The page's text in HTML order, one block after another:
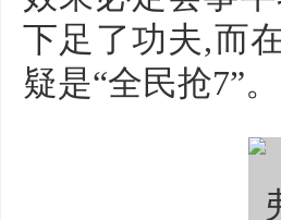
下足了功夫,而
疑是“全民抢7”。